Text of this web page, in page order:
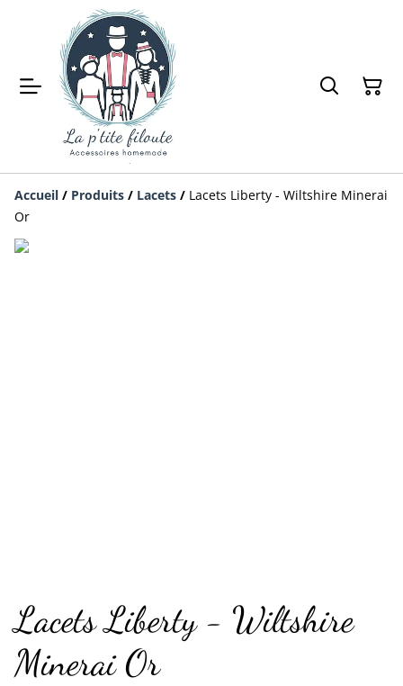
Accueil / Produits / Lacets / Lacets Liberty - Wiltshire Minerai
Or
Lacets Liberty - Wiltshire
Minerai Or